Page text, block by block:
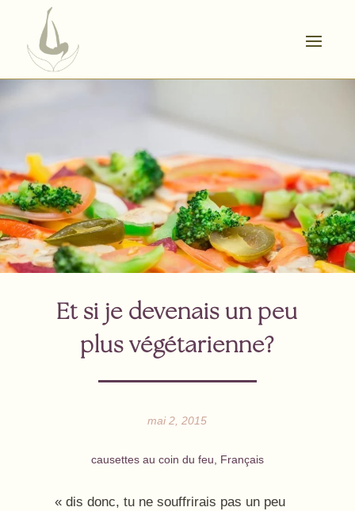
Et si je devenais un peu
plus végétarienne?
mai 2, 2015
causettes au coin du feu Français
« dis donc, tu ne souffrirais pas un peu